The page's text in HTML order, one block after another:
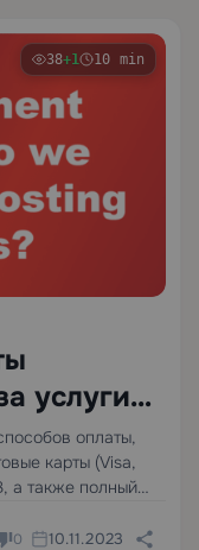
38+1 10 min
услуги
оплаты,
карты (Visa,
а также полный
шлюз xMoney.
0 10.11.2023